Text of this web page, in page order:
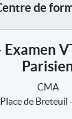
de
Examen
CMA
Place de Breteuil